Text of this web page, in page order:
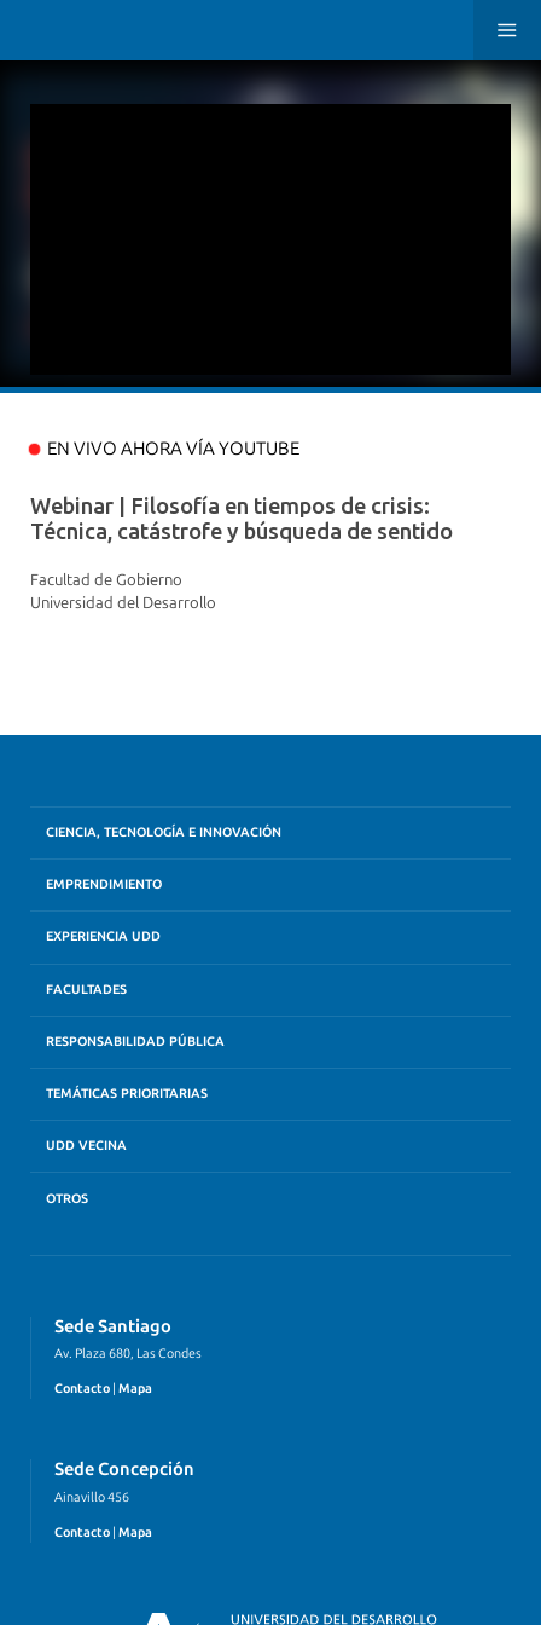
EN VIVO AHORA VÍA YOUTUBE
Webinar | Filosofía en tiempos de crisis:
Técnica, catástrofe y búsqueda de sentido
Facultad de Gobierno
Universidad del Desarrollo
CIENCIA, TECNOLOGÍA E INNOVACIÓN
EMPRENDIMIENTO
EXPERIENCIA UDD
FACULTADES
RESPONSABILIDAD PÚBLICA
TEMÁTICAS PRIORITARIAS
UDD VECINA
OTROS
Sede Santiago
Av. Plaza 680, Las Condes
Contacto Mapa
Sede Concepción
Ainavillo 456
Contacto | Mapa